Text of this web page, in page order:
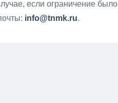
если ограничение было
info@tnmk.ru.